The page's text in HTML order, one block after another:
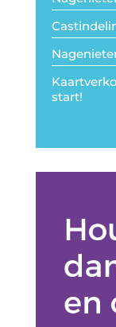
start!